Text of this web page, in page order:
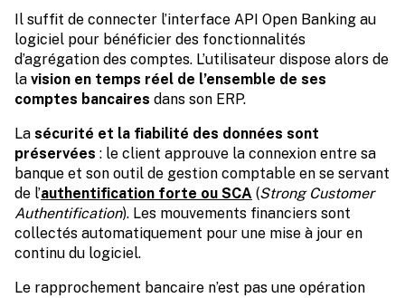
Il suffit de connecter l’interface API Open Banking au
logiciel pour bénéficier des fonctionnalités
d’agrégation des comptes. L’utilisateur dispose alors de
la vision en temps réel de l’ensemble de ses
comptes bancaires dans son ERP.
La sécurité et la fiabilité des données sont
préservées : le client approuve la connexion entre sa
banque et son outil de gestion comptable en se servant
de l’authentification forte ou SCA (Strong Customer
Authentification). Les mouvements financiers sont
collectés automatiquement pour une mise à jour en
continu du logiciel.
Le rapprochement bancaire n’est pas une opération